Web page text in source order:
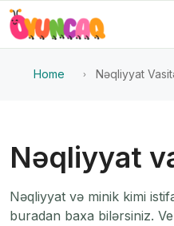
Home Nəqliyyat
Nəqliyyat
Nəqliyyat və minik kimi
buradan baxa bilərsiniz.